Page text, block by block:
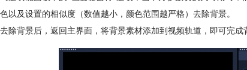
色以及设置的相似度（数值越小，颜色范围越严格）去除背景。
去除背景后，返回主界面，将背景素材添加到视频轨道，即可完成